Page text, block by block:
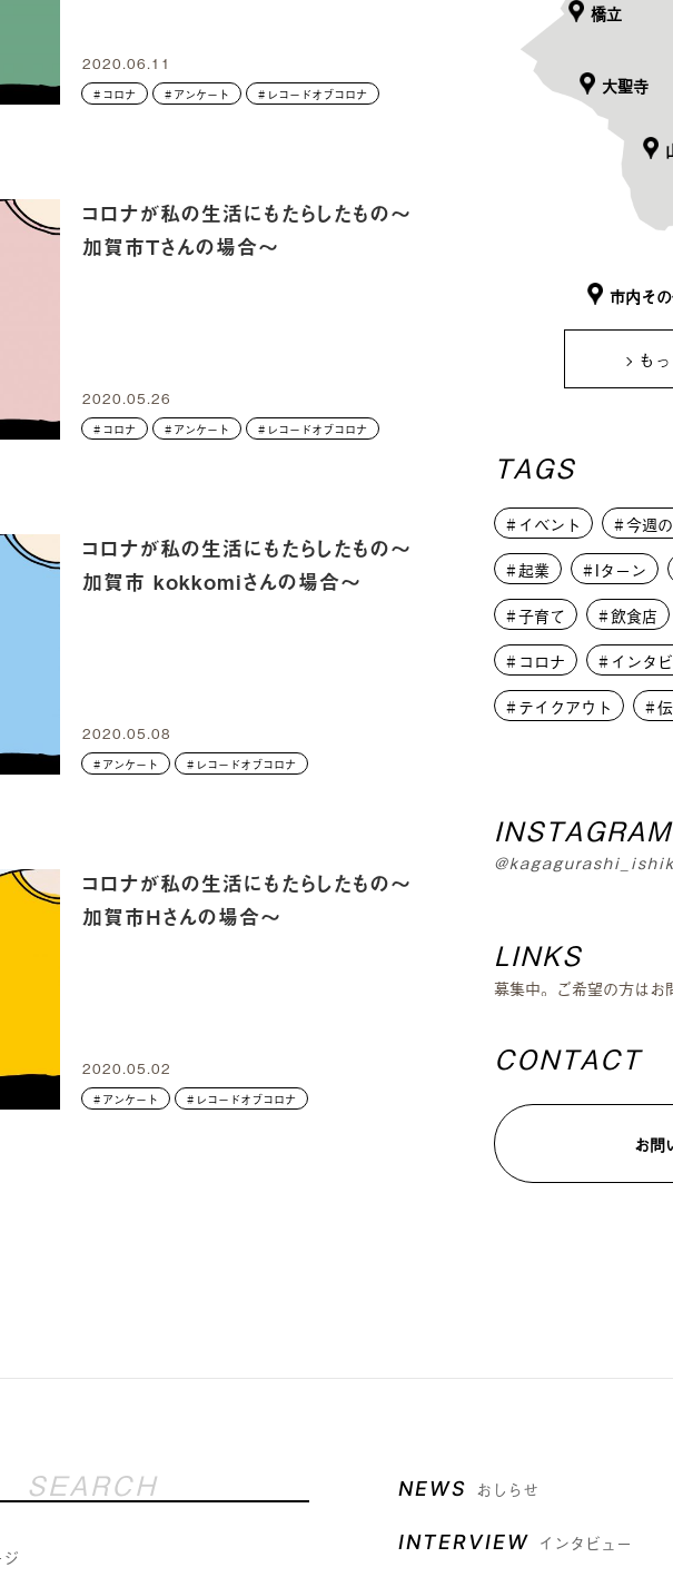
2020.06.11
コロナ アンケート レコードオブコロナ
コロナが私の生活にもたらしたもの～
加賀市Tさんの場合～
2020.05.26
コロナ アンケート レコードオブコロナ
コロナが私の生活にもたらしたもの～
加賀市 kokkomiさんの場合～
2020.05.08
アンケート レコードオブコロナ
コロナが私の生活にもたらしたもの～
加賀市Hさんの場合～
2020.05.02
アンケート レコードオブコロナ
大聖寺
橋立
市内そ
も
TAGS
イベント 今週
起業
Iターン
子育て
飲食店
コロナ
インタ
テイクアウト
レコードオブコロナ
INSTAGRAM
LINKS
募集中。ご希望の方はお
CONTACT
お問
NEWS おしらせ
INTERVIEW インタビュー